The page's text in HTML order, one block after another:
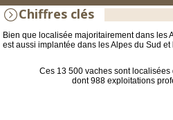
Chiffres clés
Bien que localisée majoritairement dans les
est aussi implantée dans les Alpes du Sud et
Ces 13 500 vaches sont
dont 988 exploitations